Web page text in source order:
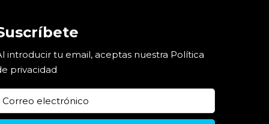
introducir tu email, aceptas nuestra Política
privacidad